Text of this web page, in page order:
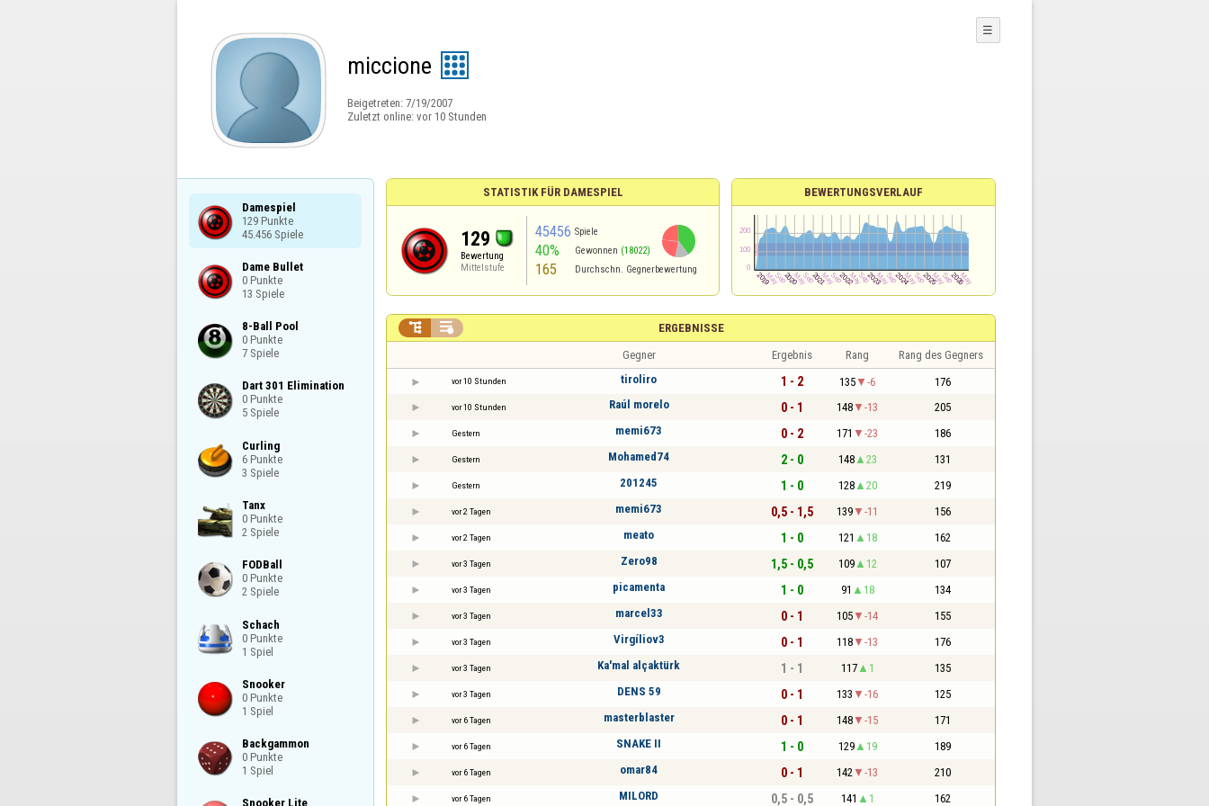
miccione
Beigetreten: 7/19/2007
Zuletzt online: vor 10 Stunden
☰
Damespiel
129 Punkte
45.456 Spiele
Dame Bullet
0 Punkte
13 Spiele
8-Ball Pool
0 Punkte
7 Spiele
Dart 301 Elimination
0 Punkte
5 Spiele
Curling
6 Punkte
3 Spiele
Tanx
0 Punkte
2 Spiele
FODBall
0 Punkte
2 Spiele
Schach
0 Punkte
1 Spiel
Snooker
0 Punkte
1 Spiel
Backgammon
0 Punkte
1 Spiel
Snooker Lite
STATISTIK FÜR DAMESPIEL
129
Bewertung
Mittelstufe
45456 Spiele
40% Gewonnen (18022)
165 Durchschn. Gegnerbewertung
BEWERTUNGSVERLAUF
ERGEBNISSE
 
Gegner Ergebnis Rang Rang des Gegners
vor 10 Stunden tiroliro 1 - 2 135 -6 176
vor 10 Stunden Raúl morelo 0 - 1 148 -13 205
Gestern memi673 0 - 2 171 -23 186
Gestern Mohamed74 2 - 0 148 23 131
Gestern 201245 1 - 0 128 20 219
vor 2 Tagen memi673 0,5 - 1,5 139 -11 156
vor 2 Tagen meato 1 - 0 121 18 162
vor 3 Tagen Zero98 1,5 - 0,5 109 12 107
vor 3 Tagen picamenta 1 - 0 91 18 134
vor 3 Tagen marcel33 0 - 1 105 -14 155
vor 3 Tagen Virgíliov3 0 - 1 118 -13 176
vor 3 Tagen Ka'mal alçaktürk 1 - 1 117 1 135
vor 3 Tagen DENS 59 0 - 1 133 -16 125
vor 6 Tagen masterblaster 0 - 1 148 -15 171
vor 6 Tagen SNAKE II 1 - 0 129 19 189
vor 6 Tagen omar84 0 - 1 142 -13 210
vor 6 Tagen MILORD 0,5 - 0,5 141 1 162